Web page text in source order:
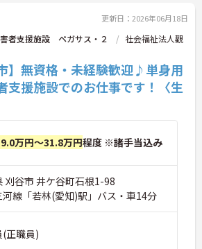
更新日：2026年06月18日
者支援施設 ペガサス・２
社会福祉法人觀
】無資格・未経験歓迎♪単身用
援施設でのお仕事です！〈生
万円～31.8万円程度 ※諸手当込み
刈谷市 井ケ谷町石根1-98
河線「若林(愛知)駅」バス・車14分
(正職員)